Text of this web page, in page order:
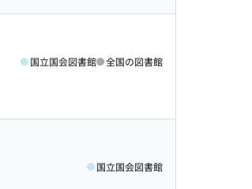
国立国会図書館 全国の図書館
国立国会図書館